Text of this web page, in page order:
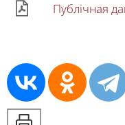
Публічная